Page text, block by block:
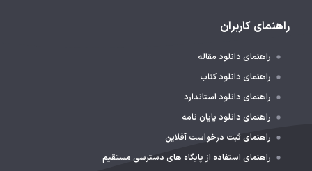
راهنمای کاربران
راهنمای دانلود مقاله
راهنمای دانلود کتاب
راهنمای دانلود استاندارد
راهنمای دانلود پایان نامه
راهنمای ثبت درخواست آفلاین
راهنمای استفاده از پایگاه های دسترسی مستقیم